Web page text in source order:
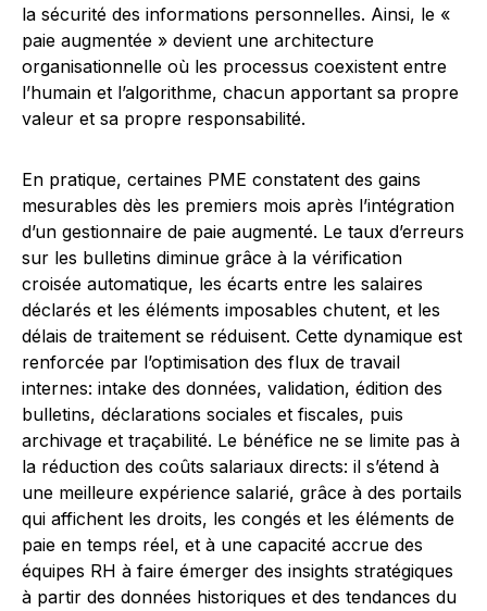
la sécurité des informations personnelles. Ainsi, le «
paie augmentée » devient une architecture
organisationnelle où les processus coexistent entre
l’humain et l’algorithme, chacun apportant sa propre
valeur et sa propre responsabilité.
En pratique, certaines PME constatent des gains
mesurables dès les premiers mois après l’intégration
d’un gestionnaire de paie augmenté. Le taux d’erreurs
sur les bulletins diminue grâce à la vérification
croisée automatique, les écarts entre les salaires
déclarés et les éléments imposables chutent, et les
délais de traitement se réduisent. Cette dynamique est
renforcée par l’optimisation des flux de travail
internes: intake des données, validation, édition des
bulletins, déclarations sociales et fiscales, puis
archivage et traçabilité. Le bénéfice ne se limite pas à
la réduction des coûts salariaux directs: il s’étend à
une meilleure expérience salarié, grâce à des portails
qui affichent les droits, les congés et les éléments de
paie en temps réel, et à une capacité accrue des
équipes RH à faire émerger des insights stratégiques
à partir des données historiques et des tendances du